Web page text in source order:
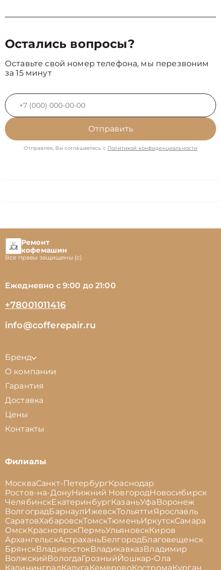
Остались вопросы?
Оставьте свой номер телефона, мы перезвоним
за 15 минут
Отправить
Отправляя, Вы соглашаетесь с Политикой конфиденциальности
Ремонт
кофемашин
Все правы защищены (с)
Ежедневно с 9:00 до 21:00
+78001011416
info@cofferepair.ru
Бренд
О компании
Гарантия
Доставка
Цены
Контакты
Филиалы
МоскваСанкт-ПетербургКраснодар
Ростов-на-ДонуНижний НовгородНовосибирск
ЧелябинскЕкатеринбургКазаньУфа Воронеж
ВолгоградБарнаулИжевскТольяттиЯрославль
СаратовХабаровскТомскТюменьИркутскСамара
ОмскКрасноярскПермьУльяновскКиров
АрхангельскАстраханьБелгородБлаговещенск
БрянскВладивостокВладикавказВладимир
ВолжскийВологдаГрозныйЙошкар-Ола
КалининградКалуга КемеровоКостромаКурган